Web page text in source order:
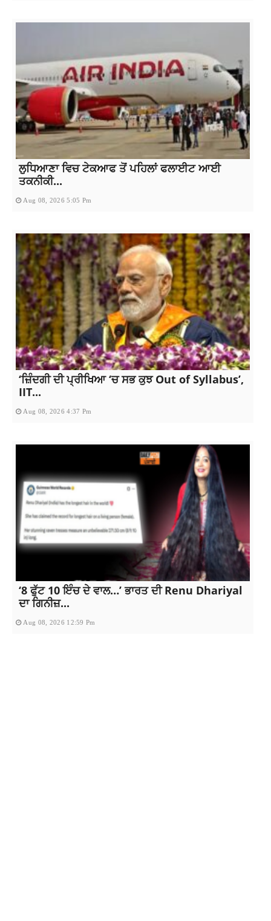
ਲੁਧਿਆਣਾ ਵਿਚ ਟੇਕਆਫ ਤੋਂ ਪਹਿਲਾਂ ਫਲਾਈਟ ਆਈ
ਤਕਨੀਕੀ...
Aug 08, 2026 5:05 Pm
‘ਜ਼ਿੰਦਗੀ ਦੀ ਪ੍ਰੀਖਿਆ ‘ਚ ਸਭ ਕੁਝ Out of Syllabus’,
IIT...
Aug 08, 2026 4:37 Pm
‘8 ਫੁੱਟ 10 ਇੰਚ ਦੇ ਵਾਲ…’ ਭਾਰਤ ਦੀ Renu Dhariyal
ਦਾ ਗਿਨੀਜ਼...
Aug 08, 2026 12:59 Pm